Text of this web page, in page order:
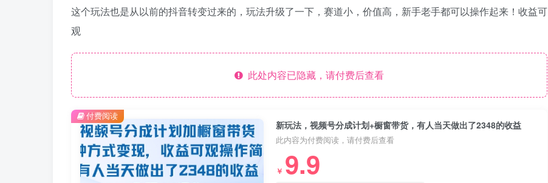
这个玩法也是从以前的抖音转变过来的，玩法升级了一下，赛道小，价值高，新手老手都可以操作起来！收益可
观
此处内容已隐藏，请付费后查看
新玩法，视频号分成计划+橱窗带货，有人当天做出了2348的收益
此内容为付费阅读，请付费后查看
￥ 9.9
付费阅读